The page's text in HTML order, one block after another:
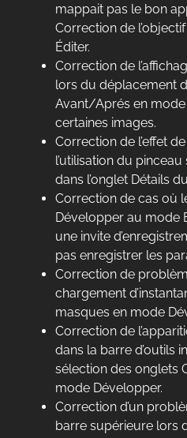
mappait pas le bon
Correction de
Éditer.
Correction de
lors du déplacement
Avant/Aprés en
certaines images.
Correction de l’effet
l’utilisation du
dans l’onglet Détails
Correction de cas où
Développer au mode
une invite
pas enregistrer les
Correction de
chargement
masques en mode
Correction de
dans la barre d’outils
sélection des onglets
mode Développer.
Correction d’un
barre supérieure lors